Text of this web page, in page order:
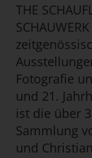
THE
Fotografie
und 21.
ist die über
Sammlung
und